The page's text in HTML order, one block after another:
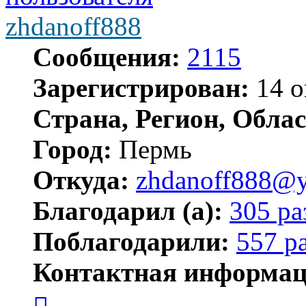
zhdanoff888
Сообщения: 2115
Зарегистрирован: 14
Страна, Регион,
Город: Пермь
Откуда:
Благодарил (а): 305
Поблагодарили: 557
Контактная